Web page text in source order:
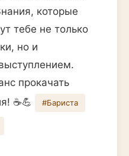
которые
тебе не только
но и
прокачать
☕️💪
#Бариста